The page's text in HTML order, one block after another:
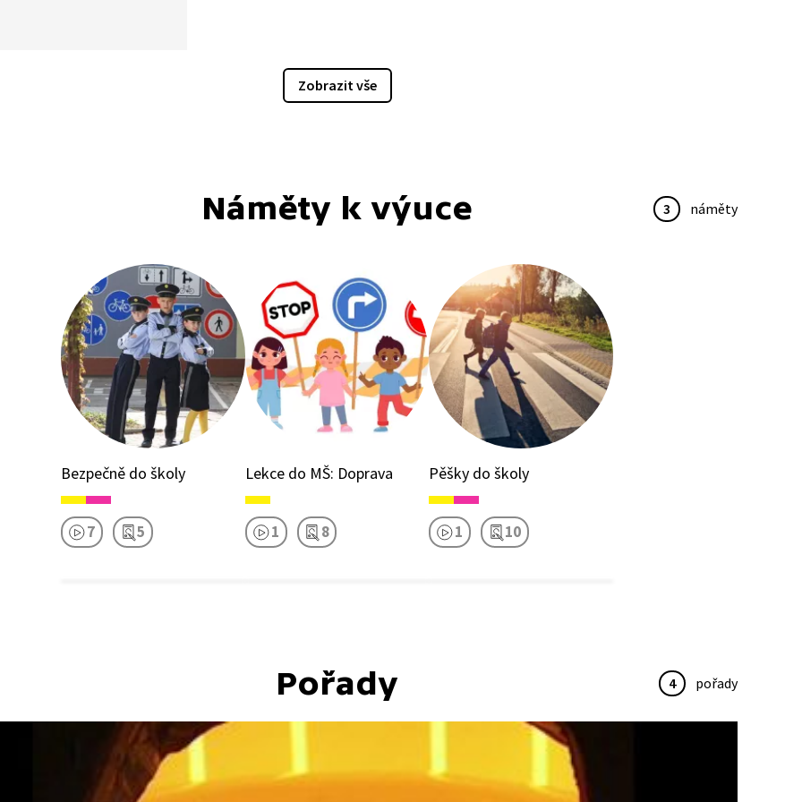
hry pro rozvoj lidského
Zobrazit vše
Náměty k výuce 3 náměty
Bezpečně do školy
7 5
Lekce do MŠ: Doprava
1 8
Pěšky do školy
1 10
Pořady 4 pořady